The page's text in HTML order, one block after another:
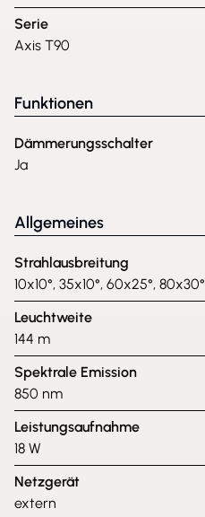
Serie
Axis T90
Funktionen
Dämmerungsschalter
Ja
Allgemeines
Strahlausbreitung
10x10°, 35x10°, 60x25°, 80x30°
Leuchtweite
144 m
Spektrale Emission
850 nm
Leistungsaufnahme
18 W
Netzgerät
extern